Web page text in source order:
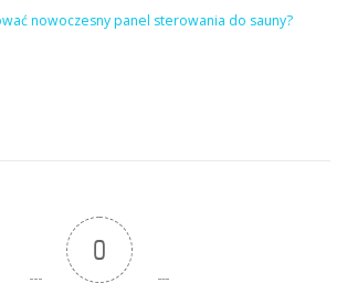
nowoczesny panel sterowania do sauny?
0